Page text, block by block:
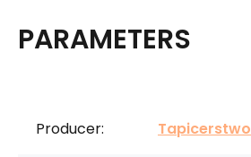
PARAMETERS
Producer: Tapicerstwo